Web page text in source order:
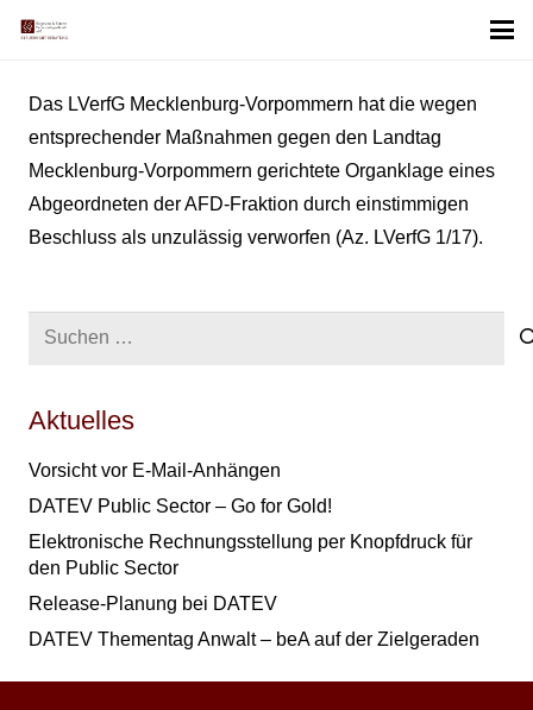
Das LVerfG Mecklenburg-Vorpommern hat die wegen
entsprechender Maßnahmen gegen den Landtag
Mecklenburg-Vorpommern gerichtete Organklage eines
Abgeordneten der AFD-Fraktion durch einstimmigen
Beschluss als unzulässig verworfen (Az. LVerfG 1/17).
Suchen
Aktuelles
Vorsicht vor E-Mail-Anhängen
DATEV Public Sector – Go for Gold!
Elektronische Rechnungsstellung per Knopfdruck für
den Public Sector
Release-Planung bei DATEV
DATEV Thementag Anwalt – beA auf der Zielgeraden